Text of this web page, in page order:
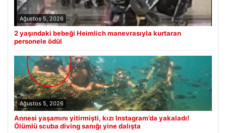
Ağustos 5, 2026
2 yaşındaki bebeği Heimlich manevrasıyla kurtaran
personele ödül
Ağustos 5, 2026
Annesi yaşamını yitirmişti, kızı Instagram’da yakaladı!
Ölümlü scuba diving sanığı yine dalışta